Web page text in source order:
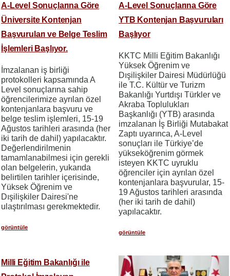
A-Level Sonuçlarına Göre
Üniversite Kontenjan
Başvuruları ve Belge Teslim
İşlemleri Başlıyor.
İmzalanan iş birliği
protokolleri kapsamında A
Level sonuçlarına sahip
öğrencilerimize ayrılan özel
kontenjanlara başvuru ve
belge teslim işlemleri, 15-19
Ağustos tarihleri arasında (her
iki tarih de dahil) yapılacaktır.
Değerlendirilmenin
tamamlanabilmesi için gerekli
olan belgelerin, yukarıda
belirtilen tarihler içerisinde,
Yüksek Öğrenim ve
Dışilişkiler Dairesi'ne
ulaştırılması gerekmektedir.
görüntüle
A-Level Sonuçlarına Göre
YTB Kontenjan Başvuruları
Başlıyor
KKTC Milli Eğitim Bakanlığı
Yüksek Öğrenim ve
Dışilişkiler Dairesi Müdürlüğü
ile T.C. Kültür ve Turizm
Bakanlığı Yurtdışı Türkler ve
Akraba Toplulukları
Başkanlığı (YTB) arasında
imzalanan İş Birliği Mutabakat
Zaptı uyarınca, A-Level
sonuçları ile Türkiye’de
yükseköğrenim görmek
isteyen KKTC uyruklu
öğrenciler için ayrılan özel
kontenjanlara başvurular, 15-
19 Ağustos tarihleri arasında
(her iki tarih de dahil)
yapılacaktır.
görüntüle
Milli Eğitim Bakanlığı ile